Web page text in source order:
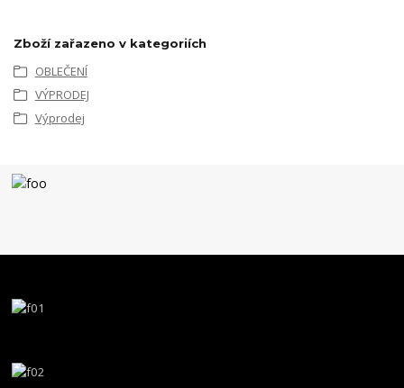
Zboží zařazeno v kategoriích
OBLEČENÍ
VÝPRODEJ
Výprodej